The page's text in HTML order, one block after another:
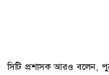
সিটি প্রশাসক আরও বলেন,